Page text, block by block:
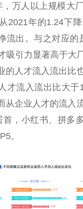
，万人以上规模大
2021年的1.24下
流出。与之对应的
吸引力显著高于大
的人才流入流出比
才流入流出比大于
从企业人才的流入
，小红书、拼多
。